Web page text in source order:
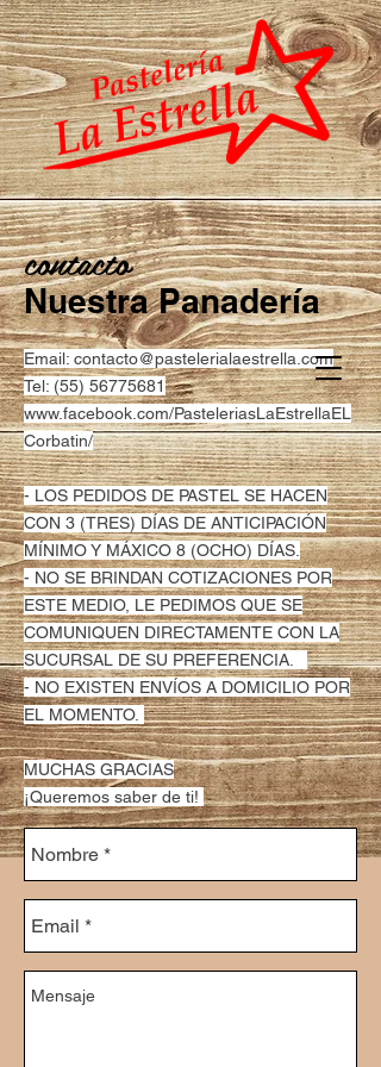
Email: contacto@pastelerialaestrella.com
Tel: (55) 56775681
www.facebook.com/PasteleriasLaEstrellaEL
Corbatin/
- LOS PEDIDOS DE PASTEL SE HACEN
CON 3 (TRES) DÍAS DE ANTICIPACIÓN
MÍNIMO Y MÁXICO 8 (OCHO) DÍAS.
- NO SE BRINDAN COTIZACIONES POR
ESTE MEDIO, LE PEDIMOS QUE SE
COMUNIQUEN DIRECTAMENTE CON LA
SUCURSAL DE SU PREFERENCIA.
- NO EXISTEN ENVÍOS A DOMICILIO POR
EL MOMENTO.
MUCHAS GRACIAS
¡Queremos saber de ti!
contacto
Nuestra Panadería